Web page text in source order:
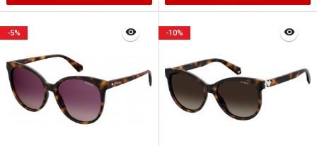
-5% -10%